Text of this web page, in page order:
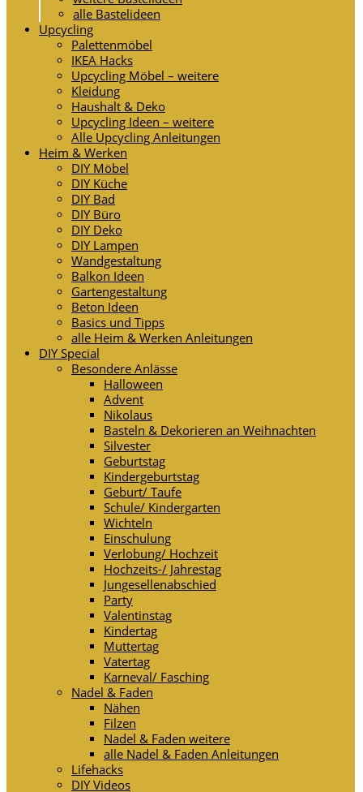
alle Bastelideen
Upcycling
Palettenmöbel
IKEA Hacks
Upcycling Möbel – weitere
Kleidung
Haushalt & Deko
Upcycling Ideen – weitere
Alle Upcycling Anleitungen
Heim & Werken
DIY Möbel
DIY Küche
DIY Bad
DIY Büro
DIY Deko
DIY Lampen
Wandgestaltung
Balkon Ideen
Gartengestaltung
Beton Ideen
Basics und Tipps
alle Heim & Werken Anleitungen
DIY Special
Besondere Anlässe
Halloween
Advent
Nikolaus
Basteln & Dekorieren an Weihnachten
Silvester
Geburtstag
Kindergeburtstag
Geburt/ Taufe
Schule/ Kindergarten
Wichteln
Einschulung
Verlobung/ Hochzeit
Hochzeits-/ Jahrestag
Jungesellenabschied
Party
Valentinstag
Kindertag
Muttertag
Vatertag
Karneval/ Fasching
Nadel & Faden
Nähen
Filzen
Nadel & Faden weitere
alle Nadel & Faden Anleitungen
Lifehacks
DIY Videos